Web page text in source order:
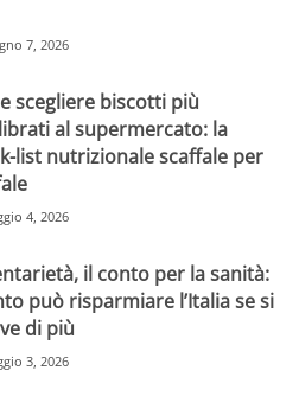
7, 2026
scegliere biscotti più
al supermercato: la
list nutrizionale scaffale per
4, 2026
il conto per la sanità:
può risparmiare l’Italia se si
di più
3, 2026